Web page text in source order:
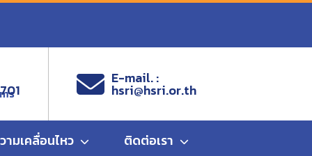
E-mail. :
hsri@hsri.or.th
ามเคลื่อนไหว ติดต่อเรา